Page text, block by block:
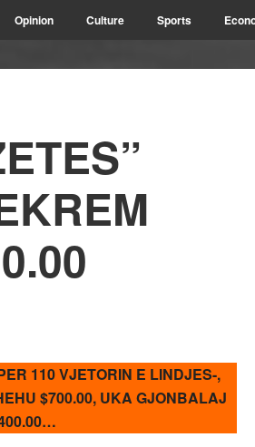
Opinion Culture Sports
110 VJETORIN E LINDJES-,
$700.00, UKA GJONBALAJ